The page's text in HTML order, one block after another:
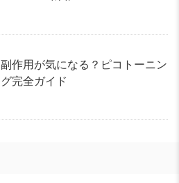
副作用が気になる？ピコトーニン
グ完全ガイド